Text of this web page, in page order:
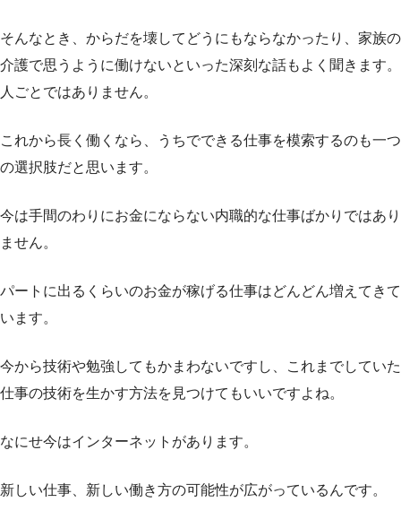
そんなとき、からだを壊してどうにもならなかったり、家族の
介護で思うように働けないといった深刻な話もよく聞きます。
人ごとではありません。
これから長く働くなら、うちでできる仕事を模索するのも一つ
の選択肢だと思います。
今は手間のわりにお金にならない内職的な仕事ばかりではあり
ません。
パートに出るくらいのお金が稼げる仕事はどんどん増えてきて
います。
今から技術や勉強してもかまわないですし、これまでしていた
仕事の技術を生かす方法を見つけてもいいですよね。
なにせ今はインターネットがあります。
新しい仕事、新しい働き方の可能性が広がっているんです。